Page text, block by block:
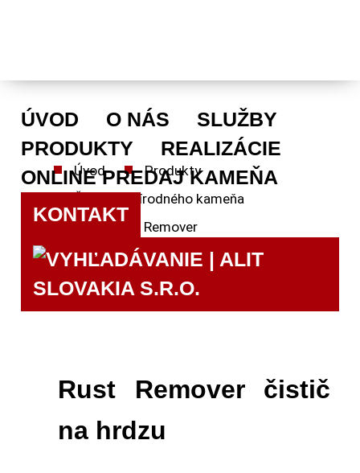
ÚVOD O NÁS
SLUŽBY
PRODUKTY
REALIZÁCIE
ONLINE PREDAJ KAMEŇA
KONTAKT
Úvod
Produkty
Čistenie prírodného kameňa
Čistič Rust Remover
Rust Remover čistič
na hrdzu
ÚVOD
O
NÁS
SLUŽBY
PRODUKTY
PREDAJ